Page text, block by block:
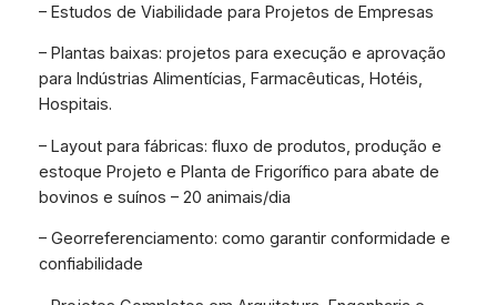
– Estudos de Viabilidade para Projetos de Empresas
– Plantas baixas: projetos para execução e aprovação
para Indústrias Alimentícias, Farmacêuticas, Hotéis,
Hospitais.
– Layout para fábricas: fluxo de produtos, produção e
estoque Projeto e Planta de Frigorífico para abate de
bovinos e suínos – 20 animais/dia
– Georreferenciamento: como garantir conformidade e
confiabilidade